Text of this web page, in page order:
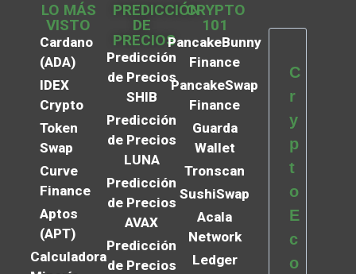
LO MÁS
VISTO
Cardano
(ADA)
IDEX
Crypto
Token
Swap
Curve
Finance
Aptos
(APT)
Calculadora
PREDICCIÓN
DE
PRECIOS
Predicción
de Precios
SHIB
Predicción
de Precios
LUNA
Predicción
de Precios
AVAX
Predicción
de Precios
CRYPTO
101
PancakeBunny
Finance
PancakeSwap
Finance
Guarda
Wallet
Tronscan
SushiSwap
Acala
Network
Ledger
C
r
y
p
t
o
E
c
o